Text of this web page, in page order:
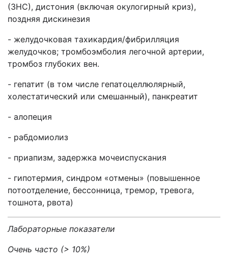
(ЗНС), дистония (включая окулогирный криз),
поздняя дискинезия
- желудочковая тахикардия/фибрилляция
желудочков; тромбоэмболия легочной артерии,
тромбоз глубоких вен.
- гепатит (в том числе гепатоцеллюлярный,
холестатический или смешанный), панкреатит
- алопеция
- рабдомиолиз
- приапизм, задержка мочеиспускания
- гипотермия, синдром «отмены» (повышенное
потоотделение, бессонница, тремор, тревога,
тошнота, рвота)
Лабораторные показатели
Очень часто (> 10%)